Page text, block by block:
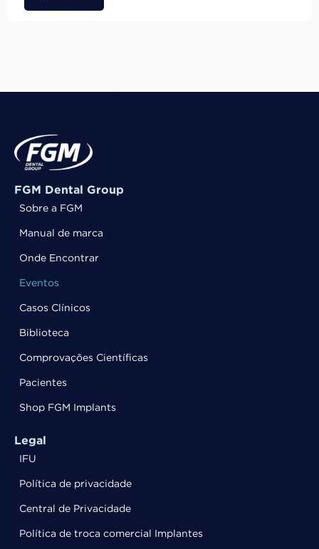
FGM Dental Group
Sobre a FGM
Manual de marca
Onde Encontrar
Eventos
Casos Clínicos
Biblioteca
Comprovações Científicas
Pacientes
Shop FGM Implants
Legal
IFU
Política de privacidade
Central de Privacidade
Política de troca comercial Implantes